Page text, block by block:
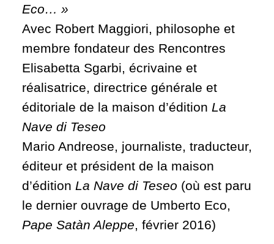
Eco… »
Avec Robert Maggiori, philosophe et
membre fondateur des Rencontres
Elisabetta Sgarbi, écrivaine et
réalisatrice, directrice générale et
éditoriale de la maison d’édition La
Nave di Teseo
Mario Andreose, journaliste, traducteur,
éditeur et président de la maison
d’édition La Nave di Teseo (où est paru
le dernier ouvrage de Umberto Eco,
Pape Satàn Aleppe, février 2016)